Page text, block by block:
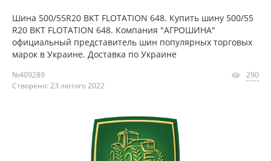
Шина 500/55R20 BKT FLOTATION 648. Купить шину 500/55
R20 BKT FLOTATION 648. Компания "АГРОШИНА"
официальный представитель шин популярных торговых
марок в Украине. Доставка по Украине
№409289
Створено: 23 лютого 2022
290